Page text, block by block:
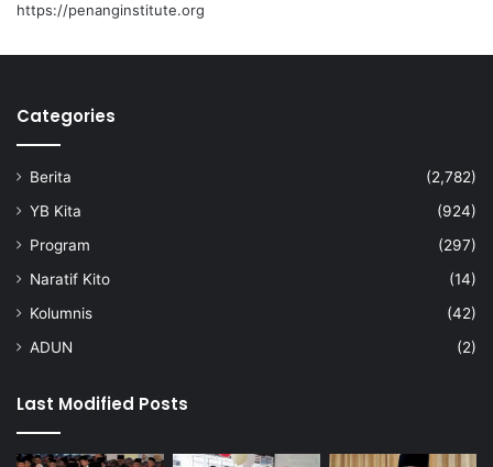
https://penanginstitute.org
Categories
Berita
(2,782)
YB Kita
(924)
Program
(297)
Naratif Kito
(14)
Kolumnis
(42)
ADUN
(2)
Last Modified Posts